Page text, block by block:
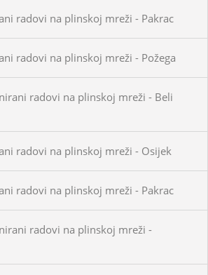
radovi na plinskoj mreži - Pakrac
radovi na plinskoj mreži - Požega
radovi na plinskoj mreži - Beli
radovi na plinskoj mreži - Osijek
radovi na plinskoj mreži - Pakrac
radovi na plinskoj mreži -